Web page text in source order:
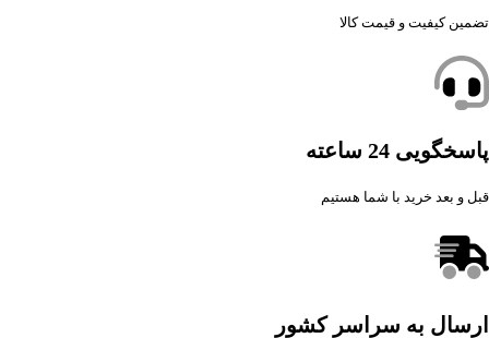
تضمین کیفیت و قیمت کالا
پاسخگویی 24 ساعته
قبل و بعد خرید با شما هستیم
ارسال به سراسر کشور